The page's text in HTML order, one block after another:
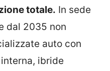
totale. In sede
dal 2035 non
auto con
ibride